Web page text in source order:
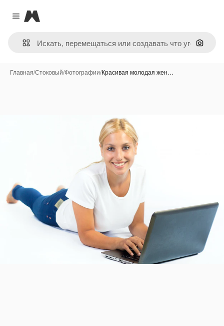
Close menu
Magnific
Поиск
Главная/Стоковый/Фотографии/Красивая молодая жен…